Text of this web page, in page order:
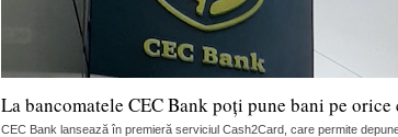
La bancomatele CEC Bank poți pune bani pe orice
CEC Bank lansează în premieră serviciul Cash2Card, care permite